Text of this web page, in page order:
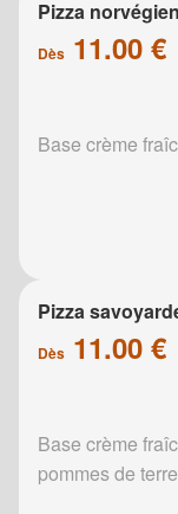
Pizza
Dès 11.00 €
Base crème
Pizza
Dès 11.00 €
Base crème
pommes de